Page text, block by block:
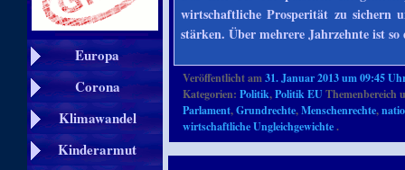
Europa
Corona
Klimawandel
Kinderarmut
wirtschaftliche Prosperität zu sichern
stärken. Über mehrere Jahrzehnte ist
Veröffentlicht am31. Januar 2013 um 09:45
Kategorien:Politik,Politik EUThemenbereich
Parlament,Grundrechte,Menschenrechte,
wirtschaftliche Ungleichgewichte.